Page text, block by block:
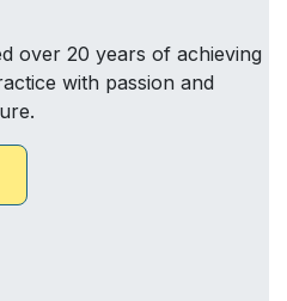
over 20 years of achieving
with passion and